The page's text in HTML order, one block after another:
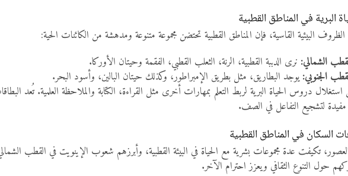
البرية في المناطق القطبية
البيئية القاسية، فإن المناطق القطبية تحتضن مجموعة متنوعة ومدهشة من الكائنات الحية:
الشمالي: نرى الدببة القطبية، الرنة، الثعلب القطبي، الفقمة وحيتان الأوركا.
الجنوبي:يوجد البطاريق، مثل بطريق الإمبراطور، وكذلك حيتان البالين، وأسود البحر.
دروس الحياة البرية لربط التعلم بمهارات أخرى مثل القراءة، الكتابة والملاحظة العلمية. تُعد
مفيدة لتشجيع التفاعل في الصف.
السكان في المناطق القطبية
تكيفت عدة مجموعات بشرية مع الحياة في البيئة القطبية، وأبرزهم شعوب الإينويت في القطب
حول التنوع الثقافي ويعزز احترام الآخر.